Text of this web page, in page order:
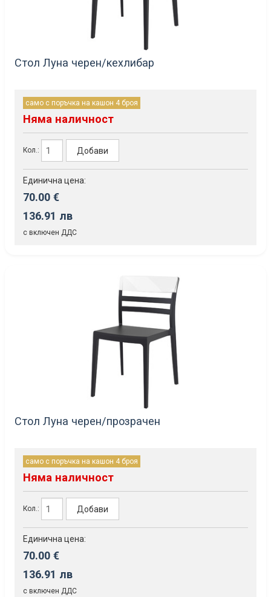
Стол Луна черен/кехлибар
само с поръчка на кашон 4 броя
Няма наличност
Кол.: Добави
Единична цена:
70.00 €
136.91 лв
с включен ДДС
Стол Луна черен/прозрачен
само с поръчка на кашон 4 броя
Няма наличност
Кол.: Добави
Единична цена:
70.00 €
136.91 лв
с включен ДДС